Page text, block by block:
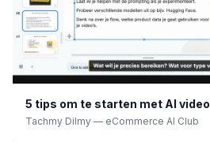
5 tips om te starten met AI video
Tachmy Dilmy — eCommerce AI Club